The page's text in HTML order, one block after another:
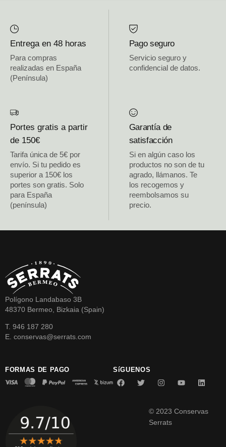
Entrega en 48 horas
Para compras
realizadas en España
(Península)
Pago seguro
Servicio seguro y
confidencial de datos.
Portes gratis a partir
de 150€
Tarifa única de 5€ por
envío. Si tu pedido es
superior a 150€ los
portes son gratis. Solo
para España
(península)
Garantía de
satisfacción
Si en algún caso los
productos no son de tu
agrado, llámanos. Te
los recogemos y
reembolsamos su
precio.
Polígono Landabaso 3B
48370 Bermeo, Bizkaia (Spain)
T. 946 187 280
E. conservas@serrats.com
FORMAS DE PAGO SíGUENOS
© 2023 Conservas
Serrats